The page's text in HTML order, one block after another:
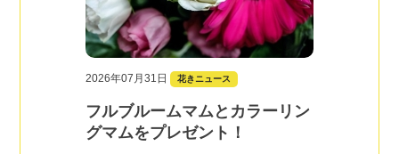
2026年07月31日 花きニュース
フルブルームマムとカラーリン
グマムをプレゼント！